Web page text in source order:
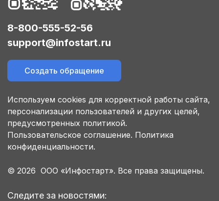
8-800-555-52-56
support@infostart.ru
Создать обращение
Используем cookies для корректной работы сайта,
персонализации пользователей и других целей,
предусмотренных политикой.
Пользовательское соглашение. Политика
конфиденциальности.
© 2026 ООО «Инфостарт». Все права защищены.
Следите за новостями: